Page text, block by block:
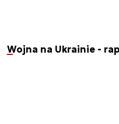
Wojna na Ukrainie -